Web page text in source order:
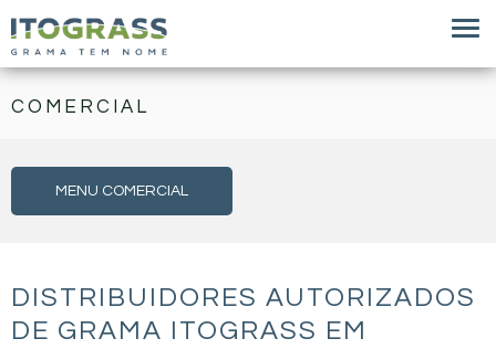
COMERCIAL
MENU COMERCIAL
DISTRIBUIDORES AUTORIZADOS
DE GRAMA ITOGRASS EM